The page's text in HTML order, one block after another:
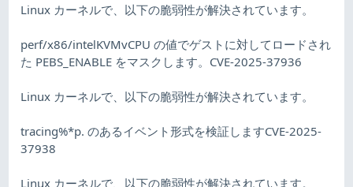
Linux カーネルで、以下の脆弱性が解決されています。
perf/x86/intelKVMvCPU の値でゲストに対してロードされ
た PEBS_ENABLE をマスクします。CVE-2025-37936
Linux カーネルで、以下の脆弱性が解決されています。
tracing%*p. のあるイベント形式を検証しますCVE-2025-
37938
Linux カーネルで、以下の脆弱性が解決されています。